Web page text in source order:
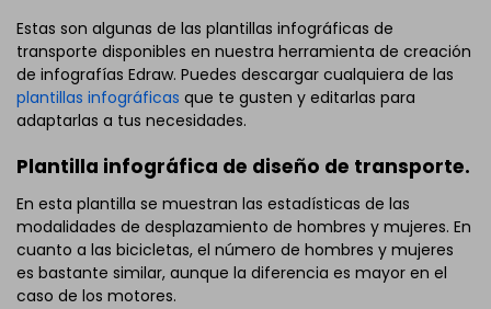
Estas son algunas de las plantillas infográficas de
transporte disponibles en nuestra herramienta de creación
de infografías Edraw. Puedes descargar cualquiera de las
plantillas infográficas que te gusten y editarlas para
adaptarlas a tus necesidades.
Plantilla infográfica de diseño de transporte.
En esta plantilla se muestran las estadísticas de las
modalidades de desplazamiento de hombres y mujeres. En
cuanto a las bicicletas, el número de hombres y mujeres
es bastante similar, aunque la diferencia es mayor en el
caso de los motores.